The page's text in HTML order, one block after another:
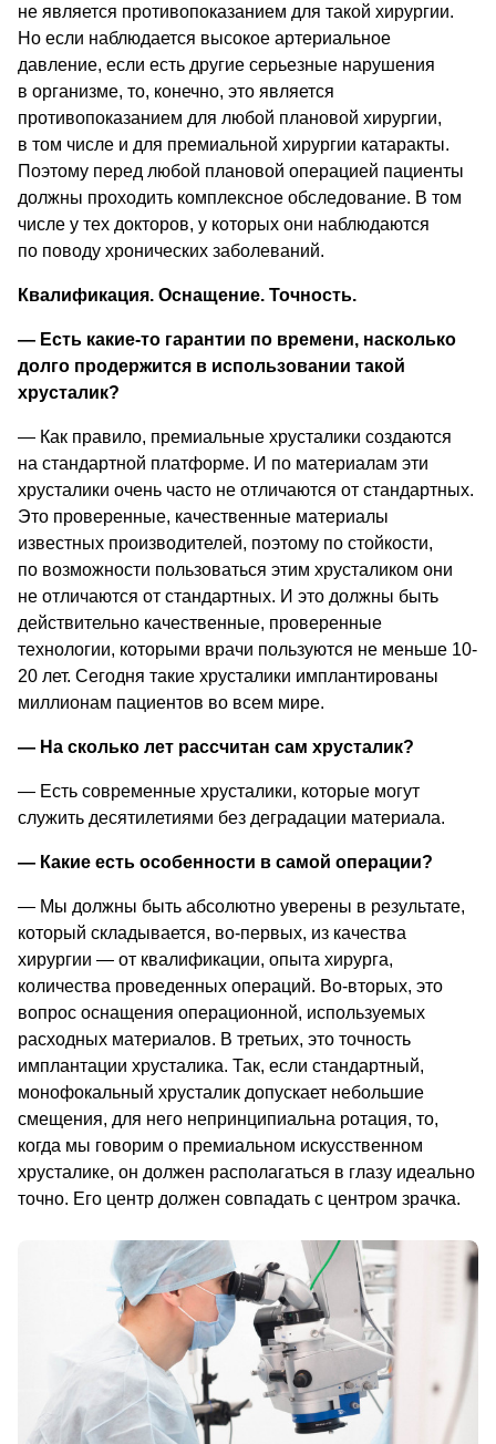
не является противопоказанием для такой хирургии.
Но если наблюдается высокое артериальное
давление, если есть другие серьезные нарушения
в организме, то, конечно, это является
противопоказанием для любой плановой хирургии,
в том числе и для премиальной хирургии катаракты.
Поэтому перед любой плановой операцией пациенты
должны проходить комплексное обследование. В том
числе у тех докторов, у которых они наблюдаются
по поводу хронических заболеваний.
Квалификация. Оснащение. Точность.
— Есть какие-то гарантии по времени, насколько
долго продержится в использовании такой
хрусталик?
— Как правило, премиальные хрусталики создаются
на стандартной платформе. И по материалам эти
хрусталики очень часто не отличаются от стандартных.
Это проверенные, качественные материалы
известных производителей, поэтому по стойкости,
по возможности пользоваться этим хрусталиком они
не отличаются от стандартных. И это должны быть
действительно качественные, проверенные
технологии, которыми врачи пользуются не меньше 10-
20 лет. Сегодня такие хрусталики имплантированы
миллионам пациентов во всем мире.
— На сколько лет рассчитан сам хрусталик?
— Есть современные хрусталики, которые могут
служить десятилетиями без деградации материала.
— Какие есть особенности в самой операции?
— Мы должны быть абсолютно уверены в результате,
который складывается, во-первых, из качества
хирургии — от квалификации, опыта хирурга,
количества проведенных операций. Во-вторых, это
вопрос оснащения операционной, используемых
расходных материалов. В третьих, это точность
имплантации хрусталика. Так, если стандартный,
монофокальный хрусталик допускает небольшие
смещения, для него непринципиальна ротация, то,
когда мы говорим о премиальном искусственном
хрусталике, он должен располагаться в глазу идеально